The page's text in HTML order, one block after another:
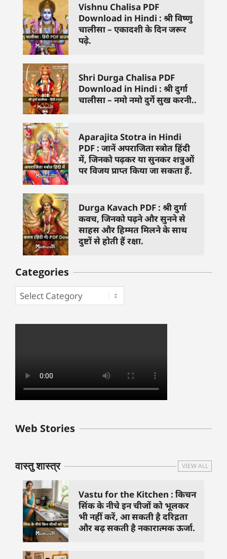
Vishnu Chalisa PDF
Download in Hindi : श्री विष्णु
चालीसा – एकादशी के दिन जरूर
पढ़े.
Shri Durga Chalisa PDF
Download in Hindi : श्री दुर्गा
चालीसा – नमो नमो दुर्गे सुख करनी..
Aparajita Stotra in Hindi
PDF : जानें अपराजिता स्त्रोत हिंदी
में, जिनको पढ़कर या सुनकर शत्रुओं
पर विजय प्राप्त किया जा सकता हैं.
Durga Kavach PDF : श्री दुर्गा
कवच, जिनको पढ़ने और सुनने से
साहस और हिम्मत मिलने के साथ
दुष्टों से होती हैं रक्षा.
Categories
Web Stories
बुधवार के उपाय :
जिनसे हो गणेश जी
वास्तु शास्त्र VIEW ALL
Vastu for the Kitchen : किचन
सिंक के नीचे इन चीजों को भूलकर
भी नहीं करें, आ सकती है दरिद्रता
और बढ़ सकती है नकारात्मक ऊर्जा.